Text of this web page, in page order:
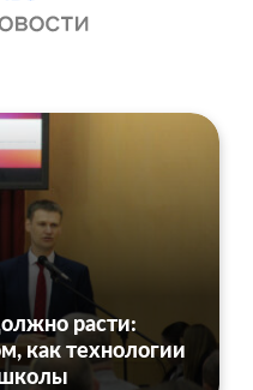
расти:
как технологии